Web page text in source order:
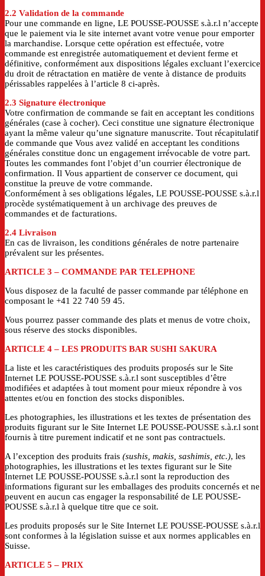
2.2 Validation de la commande
Pour une commande en ligne, LE POUSSE-POUSSE s.à.r.l n’accepte
que le paiement via le site internet avant votre venue pour emporter
la marchandise. Lorsque cette opération est effectuée, votre
commande est enregistrée automatiquement et devient ferme et
définitive, conformément aux dispositions légales excluant l’exercice
du droit de rétractation en matière de vente à distance de produits
périssables rappelées à l’article 8 ci-après.
2.3 Signature électronique
Votre confirmation de commande se fait en acceptant les conditions
générales (case à cocher). Ceci constitue une signature électronique
ayant la même valeur qu’une signature manuscrite. Tout récapitulatif
de commande que Vous avez validé en acceptant les conditions
générales constitue donc un engagement irrévocable de votre part.
Toutes les commandes font l’objet d’un courrier électronique de
confirmation. Il Vous appartient de conserver ce document, qui
constitue la preuve de votre commande.
Conformément à ses obligations légales, LE POUSSE-POUSSE s.à.r.l
procède systématiquement à un archivage des preuves de
commandes et de facturations.
2.4 Livraison
En cas de livraison, les conditions générales de notre partenaire
prévalent sur les présentes.
ARTICLE 3– COMMANDE PAR TELEPHONE
Vous disposez de la faculté de passer commande par téléphone en
composant le +41 22 740 59 45.
Vous pourrez passer commande des plats et menus de votre choix,
sous réserve des stocks disponibles.
ARTICLE 4– LES PRODUITS BAR SUSHI SAKURA
La liste et les caractéristiques des produits proposés sur le Site
Internet LE POUSSE-POUSSE s.à.r.l sont susceptibles d’être
modifiées et adaptées à tout moment pour mieux répondre à vos
attentes et/ou en fonction des stocks disponibles.
Les photographies, les illustrations et les textes de présentation des
produits figurant sur le Site Internet LE POUSSE-POUSSE s.à.r.l sont
fournis à titre purement indicatif et ne sont pas contractuels.
A l’exception des produits frais (sushis, makis, sashimis, etc.), les
photographies, les illustrations et les textes figurant sur le Site
Internet LE POUSSE-POUSSE s.à.r.l sont la reproduction des
informations figurant sur les emballages des produits concernés et ne
peuvent en aucun cas engager la responsabilité de LE POUSSE-
POUSSE s.à.r.l à quelque titre que ce soit.
Les produits proposés sur le Site Internet LE POUSSE-POUSSE s.à.r.l
sont conformes à la législation suisse et aux normes applicables en
Suisse.
ARTICLE 5– PRIX